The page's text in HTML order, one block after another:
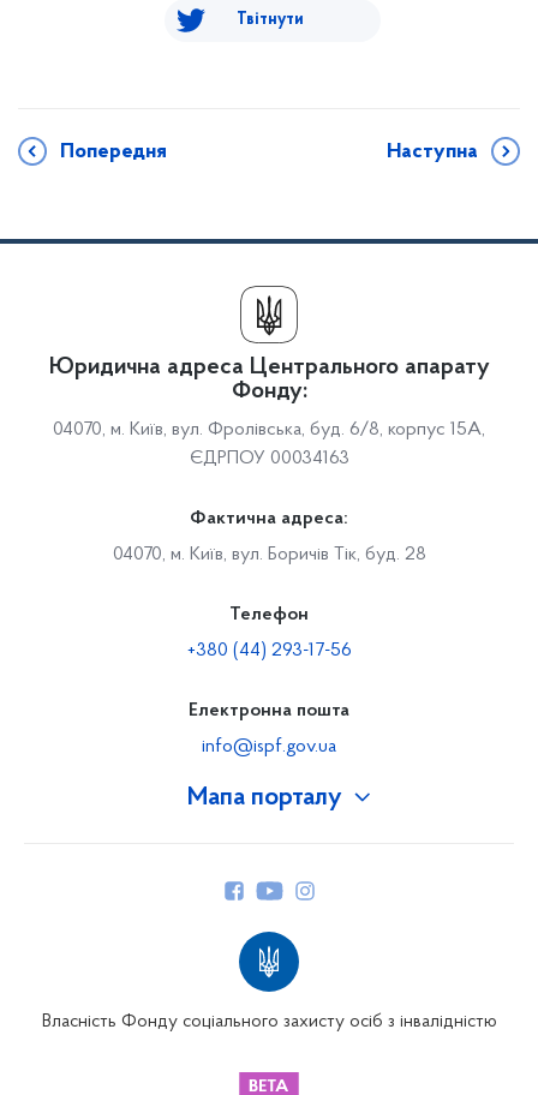
Твітнути
Попередня Наступна
Мапа порталу
Юридична адреса Центрального апарату
Фонду:
04070, м. Київ, вул. Фролівська, буд. 6/8, корпус 15А,
ЄДРПОУ 00034163
Фактична адреса:
04070, м. Київ, вул. Боричів Тік, буд. 28
Телефон
+380 (44) 293-17-56
Електронна пошта
info@ispf.gov.ua
Власність Фонду соціального захисту осіб з інвалідністю